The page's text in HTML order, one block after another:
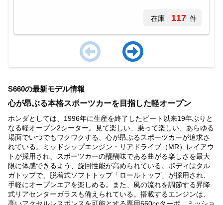
在庫 117 件
of
3
S660の最新モデル情報
心が昂ぶる本格スポーツカーを目指した軽オープン
ホンダとしては、1996年に生産を終了したビート以来19年ぶりと
なる軽オープン2シーター。見て楽しい、乗って楽しい、あらゆる
場面でいつでもワクワクする、心が昂ぶるスポーツカーが追求さ
れている。ミッドシップエンジン・リアドライブ（MR）レイアウ
トが採用され、スポーツカーの醍醐味である曲がる楽しさを最大
限に体感できるよう、旋回性能が高められている。ボディはタル
ガトップで、脱着式ソフトトップ「ロールトップ」が採用され、
手軽にオープンエアを楽しめる。また、風の流れを調節する昇降
式リアセンターガラスも備えられている。搭載するエンジンは、
高いアクセルレスポンスを可能とする専用660ccターボ。ミッショ